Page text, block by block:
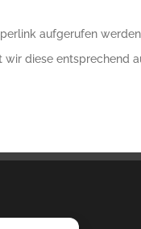
aufgerufen
diese entsprechend